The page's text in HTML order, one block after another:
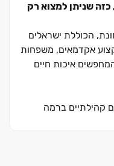
כזה שניתן למצוא רק
הכוללת ישראלים
אקדמאים, משפחות
איכות חיים
קהילתיים ברמה